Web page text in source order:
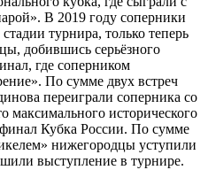
В 2019 году соперники
турнира, только теперь
добившись серьёзного
где соперником
По сумме двух встреч
переиграли соперника со
максимального исторического
Кубка России. По сумме
нижегородцы уступили
выступление в турнире.